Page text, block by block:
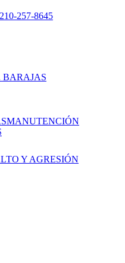
210-257-8645
BARAJAS
MANUTENCIÓN
Y AGRESIÓN